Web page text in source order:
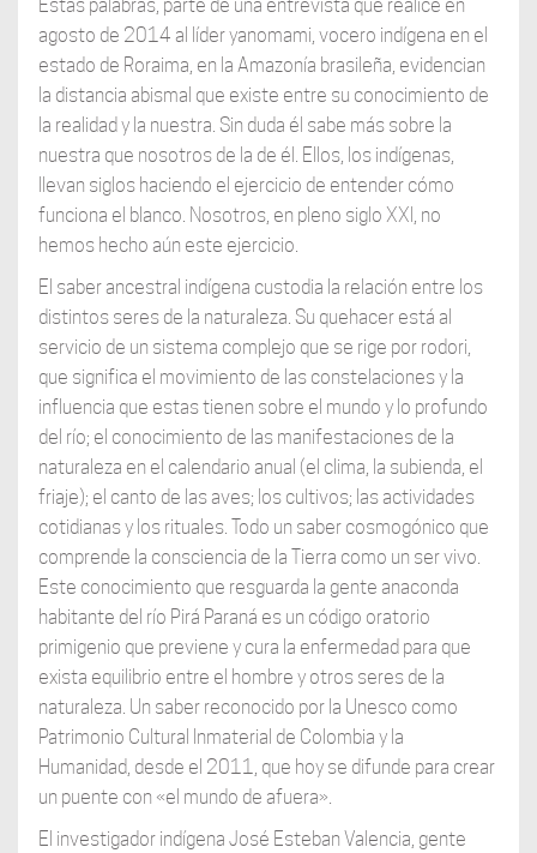
Estas palabras, parte de una entrevista que realicé en
agosto de 2014 al líder yanomami, vocero indígena en el
estado de Roraima, en la Amazonía brasileña, evidencian
la distancia abismal que existe entre su conocimiento de
la realidad y la nuestra. Sin duda él sabe más sobre la
nuestra que nosotros de la de él. Ellos, los indígenas,
llevan siglos haciendo el ejercicio de entender cómo
funciona el blanco. Nosotros, en pleno siglo XXI, no
hemos hecho aún este ejercicio.
El saber ancestral indígena custodia la relación entre los
distintos seres de la naturaleza. Su quehacer está al
servicio de un sistema complejo que se rige por rodori,
que significa el movimiento de las constelaciones y la
influencia que estas tienen sobre el mundo y lo profundo
del río; el conocimiento de las manifestaciones de la
naturaleza en el calendario anual (el clima, la subienda, el
friaje); el canto de las aves; los cultivos; las actividades
cotidianas y los rituales. Todo un saber cosmogónico que
comprende la consciencia de la Tierra como un ser vivo.
Este conocimiento que resguarda la gente anaconda
habitante del río Pirá Paraná es un código oratorio
primigenio que previene y cura la enfermedad para que
exista equilibrio entre el hombre y otros seres de la
naturaleza. Un saber reconocido por la Unesco como
Patrimonio Cultural Inmaterial de Colombia y la
Humanidad, desde el 2011, que hoy se difunde para crear
un puente con «el mundo de afuera».
El investigador indígena José Esteban Valencia, gente